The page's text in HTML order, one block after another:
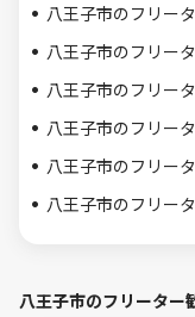
八王子市のフリー
八王子市のフリー
八王子市のフリー
八王子市のフリー
八王子市のフリー
八王子市のフリー
八王子市のフリーター